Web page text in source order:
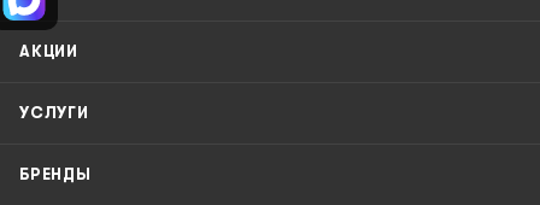
АКЦИИ
УСЛУГИ
БРЕНДЫ